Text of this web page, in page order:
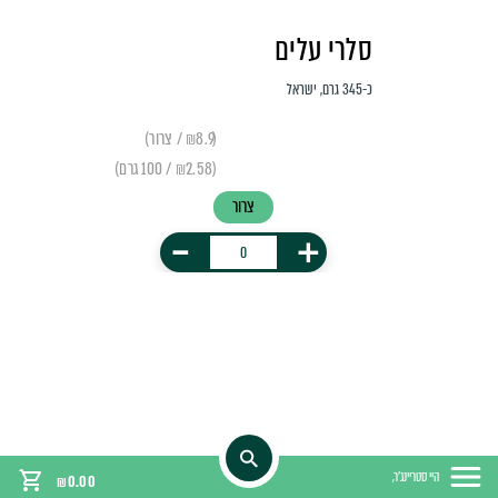
סלרי עלים
כ-345 גרם, ישראל
(₪8.9 / צרור)
(₪2.58 / 100 גרם)
צרור
+
-
היי סטריינג'ר, ₪0.00